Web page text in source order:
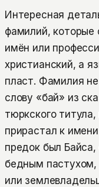
Интересная
фамилий, которые
имён или
христианский, а
пласт. Фамилия
слову «бай» из
тюркского
прирастал к
предок был Байса,
бедным
или